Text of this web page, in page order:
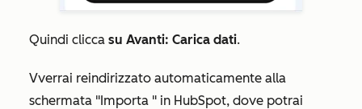
Quindi clicca su Avanti: Carica dati.
Vverrai reindirizzato automaticamente alla
schermata "Importa " in HubSpot, dove potrai